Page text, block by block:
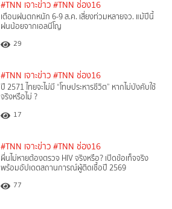
#TNN เจาะข่าว #TNN ช่อง16
เตือนฝนตกหนัก 6-9 ส.ค. เสี่ยงท่วมหลายจว. แม้ปีนี้
ฝนน้อยจากเอลนีโญ
29
#TNN เจาะข่าว #TNN ช่อง16
ปี 2571 ไทยจะไม่มี “โทษประหารชีวิต” หากไม่บังคับใช้
จริงหรือไม่ ?​
17
#TNN เจาะข่าว #TNN ช่อง16
ผื่นไม่หายต้องตรวจ HIV จริงหรือ? เปิดข้อเท็จจริง
พร้อมอัปเดตสถานการณ์ผู้ติดเชื้อปี 2569
77